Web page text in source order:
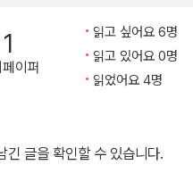
청사회가 등장한 적은 없었다.
용어로 ‘99-88’이란 말이 있
센트가 중소기업이며, 전체
고 국내 총생산의 절반 수준을
해당하는 대기업 혹은 재벌이
1
이퍼
읽고 싶어요 6명
읽고 있어요 0명
읽었어요 4명
긴 글을 확인할 수 있습니다.